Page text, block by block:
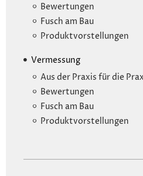
Bewertungen
Fusch am Bau
Produktvorstellungen
Vermessung
Aus der Praxis für die
Bewertungen
Fusch am Bau
Produktvorstellungen